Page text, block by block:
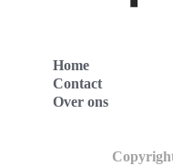
Home
Contact
Over ons